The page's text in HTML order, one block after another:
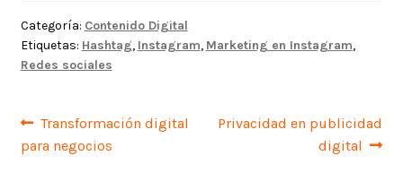
Categoría: Contenido Digital
Etiquetas: Hashtag, Instagram, Marketing en Instagram,
Redes sociales
Navegación
de
Anterior:
Transformación digital
para negocios
Siguiente:
Privacidad en publicidad
digital